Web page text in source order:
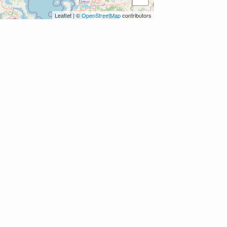
Leaflet | ©OpenStreetMapcontributors